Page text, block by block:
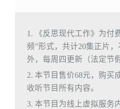
1. 《反思现代工作》为付
频”形式，共计20集正片
外，每周四更新（法定节
2. 本节目售价68元，购买
收听节目所有内容。
3. 本节目为线上虚拟服务